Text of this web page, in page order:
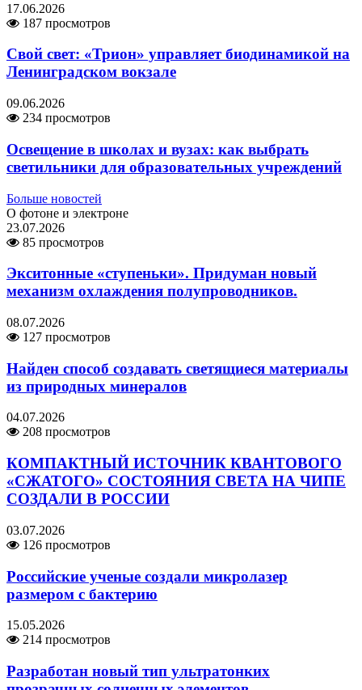
17.06.2026
187 просмотров
Свой свет: «Трион» управляет биодинамикой на
Ленинградском вокзале
09.06.2026
234 просмотров
Освещение в школах и вузах: как выбрать
светильники для образовательных учреждений
Больше новостей
О фотоне и электроне
23.07.2026
85 просмотров
Экситонные «ступеньки». Придуман новый
механизм охлаждения полупроводников.
08.07.2026
127 просмотров
Найден способ создавать светящиеся материалы
из природных минералов
04.07.2026
208 просмотров
КОМПАКТНЫЙ ИСТОЧНИК КВАНТОВОГО
«СЖАТОГО» СОСТОЯНИЯ СВЕТА НА ЧИПЕ
СОЗДАЛИ В РОССИИ
03.07.2026
126 просмотров
Российские ученые создали микролазер
размером с бактерию
15.05.2026
214 просмотров
Разработан новый тип ультратонких